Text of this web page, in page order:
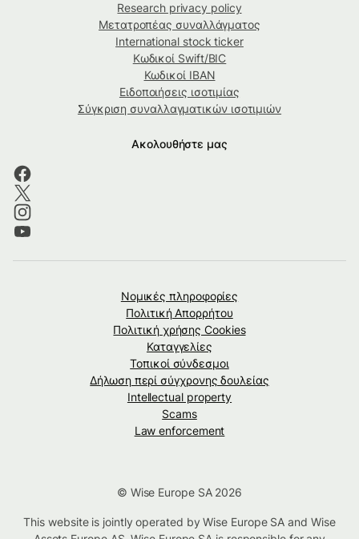
Research privacy policy
Μετατροπέας συναλλάγματος
International stock ticker
Κωδικοί Swift/BIC
Κωδικοί IBAN
Ειδοποιήσεις ισοτιμίας
Σύγκριση συναλλαγματικών ισοτιμιών
Ακολουθήστε μας
Νομικές πληροφορίες
Πολιτική Απορρήτου
Πολιτική χρήσης Cookies
Καταγγελίες
Τοπικοί σύνδεσμοι
Δήλωση περί σύγχρονης δουλείας
Intellectual property
Scams
Law enforcement
© Wise Europe SA 2026
This website is jointly operated by Wise Europe SA and Wise